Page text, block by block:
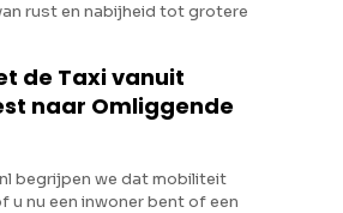
rust en nabijheid tot grotere
de Taxi vanuit
naar Omliggende
begrijpen we dat mobiliteit
u nu een inwoner bent of een